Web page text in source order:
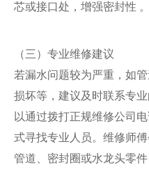
芯或接口处，增强密封性 。
（三）专业维修建议
若漏水问题较为严重，如
损坏等，建议及时联系专
以通过拨打正规维修公司
式寻找专业人员。维修师
管道、密封圈或水龙头零件